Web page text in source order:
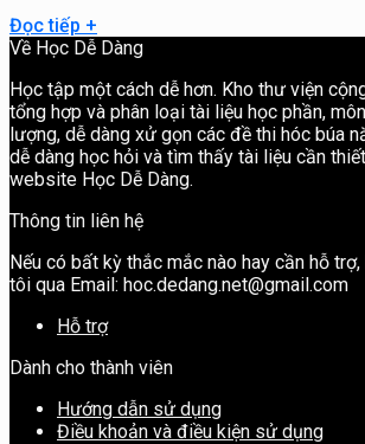
Đọc tiếp +
Về Học Dễ Dàng
Học tập một cách dễ hơn. Kho thư viện
tổng hợp và phân loại tài liệu học phần,
lượng, dễ dàng xử gọn các đề thi hóc búa
dễ dàng học hỏi và tìm thấy tài liệu cần
website Học Dễ Dàng.
Thông tin liên hệ
Nếu có bất kỳ thắc mắc nào hay cần hỗ
tôi qua Email: hoc.dedang.net@gmail.com
Hỗ trợ
Dành cho thành viên
Hướng dẫn sử dụng
Điều khoản và điều kiện sử dụng